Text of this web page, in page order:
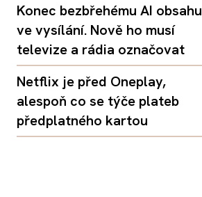
Konec bezbřehému AI obsahu
ve vysílání. Nově ho musí
televize a rádia označovat
Netflix je před Oneplay,
alespoň co se týče plateb
předplatného kartou